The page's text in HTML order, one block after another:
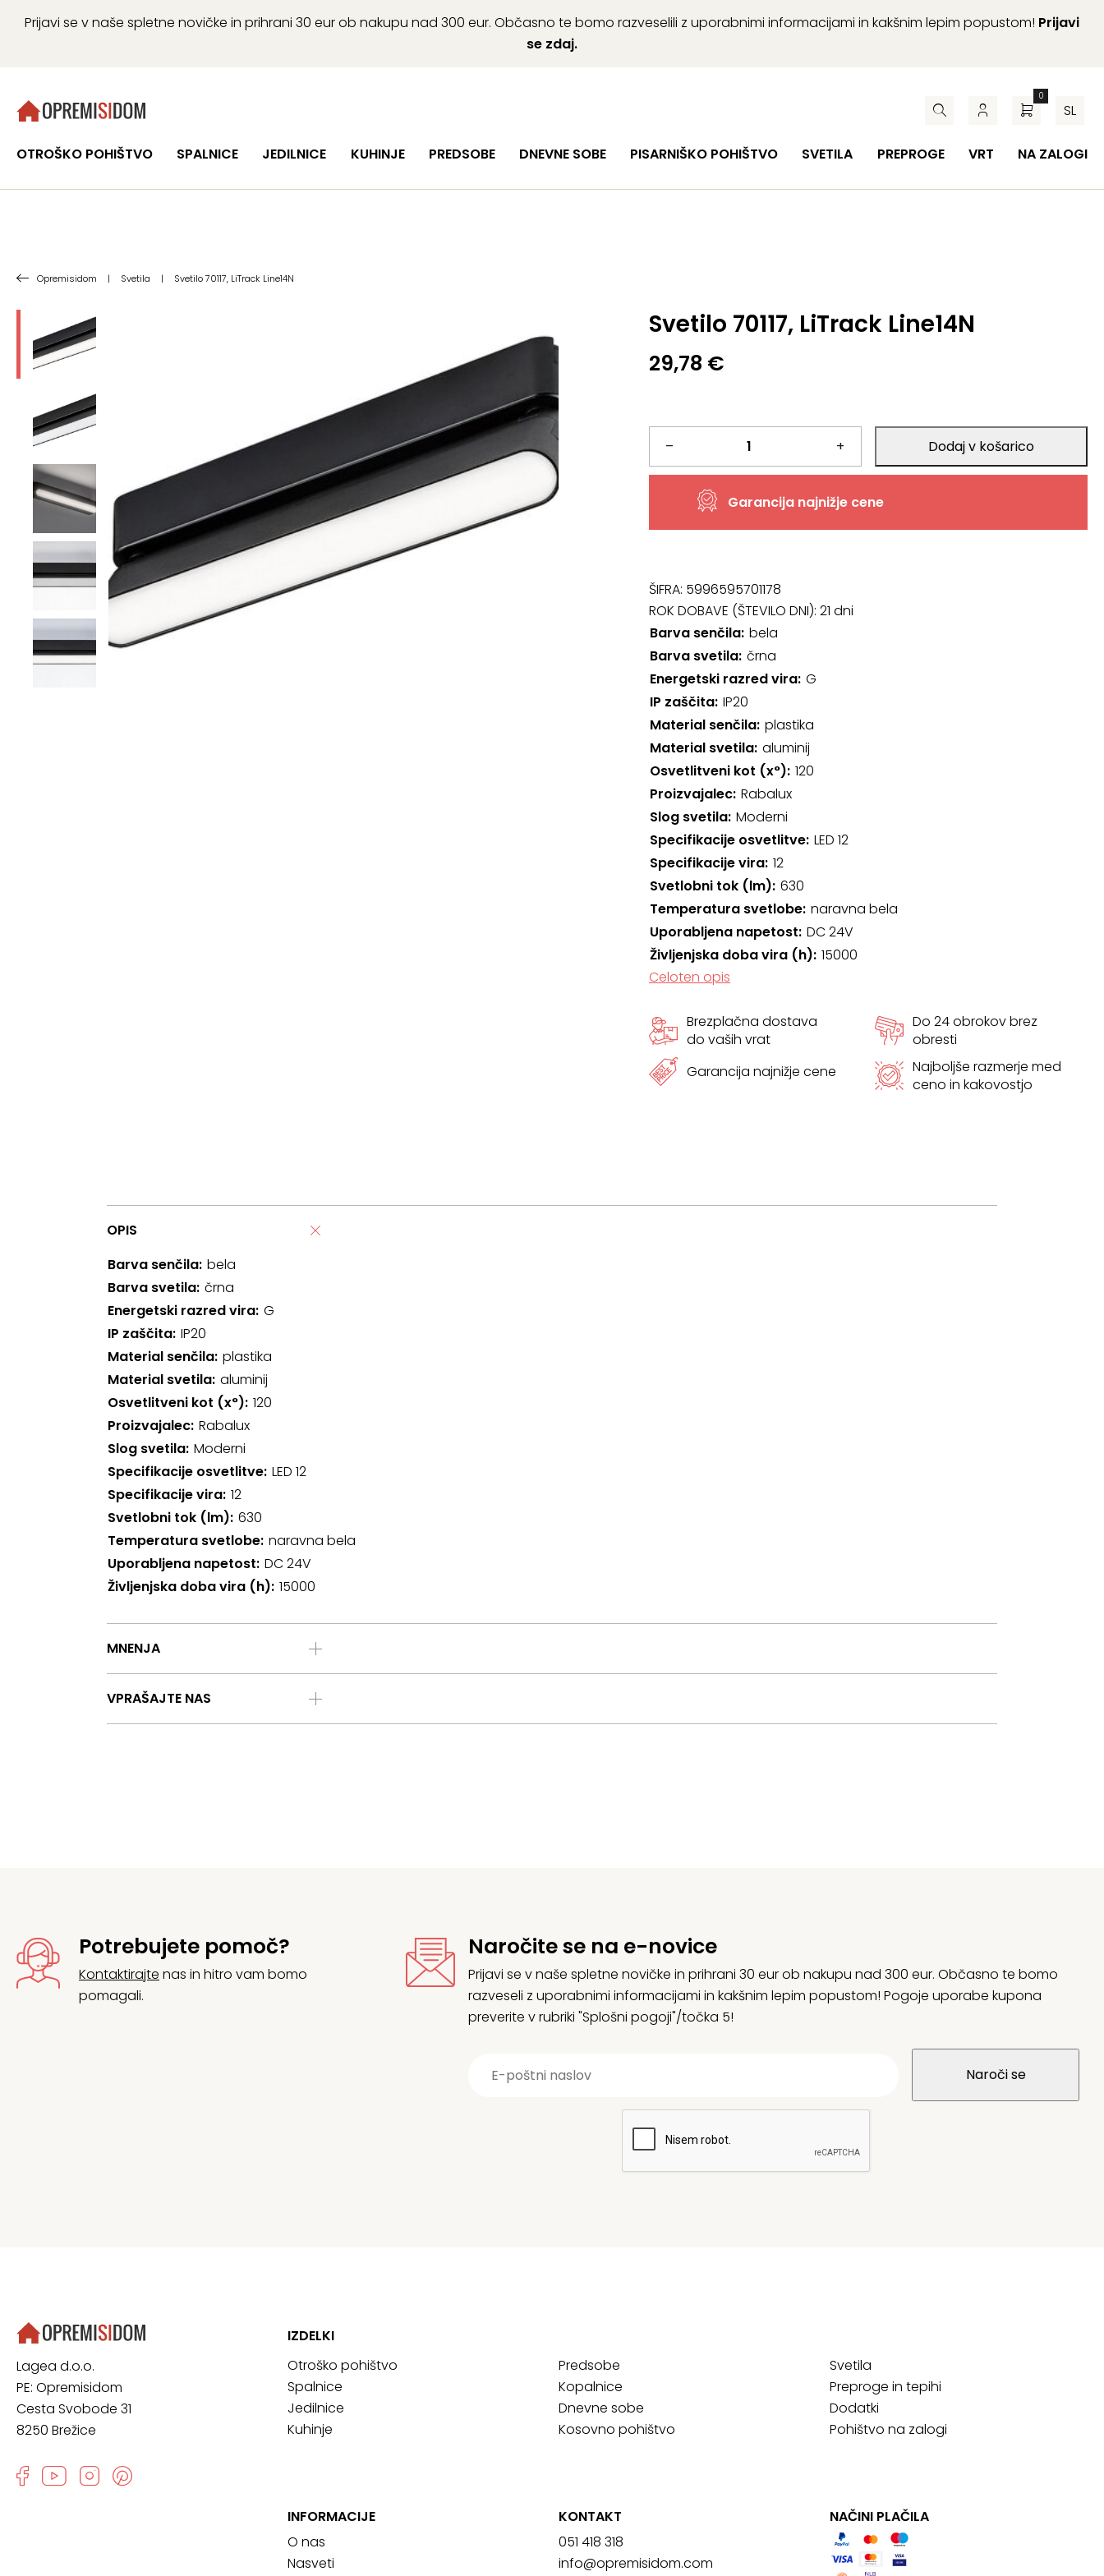
Prijavi se v naše spletne novičke in prihrani 30 eur ob nakupu nad 300 eur. Občasno te bomo razveselili z uporabnimi informacijami in kakšnim lepim popustom! Prijavi
se zdaj.
0
SL
OTROŠKO POHIŠTVO SPALNICE JEDILNICE KUHINJE PREDSOBE DNEVNE SOBE PISARNIŠKO POHIŠTVO SVETILA PREPROGE VRT NA ZALOGI
Opremisidom | Svetila | Svetilo 70117, LiTrack Line14N
Svetilo 70117, LiTrack Line14N
29,78 €
–
Svetilo
70117,
količina
+ Dodaj v košarico
Garancija najnižje cene
ŠIFRA: 5996595701178
ROK DOBAVE (ŠTEVILO DNI): 21 dni
Barva senčila bela
Barva svetila črna
Energetski razred vira G
IP zaščita IP20
Material senčila plastika
Material svetila aluminij
Osvetlitveni kot (x°) 120
Proizvajalec Rabalux
Slog svetila Moderni
Specifikacije osvetlitve LED 12
Specifikacije vira 12
Svetlobni tok (lm) 630
Temperatura svetlobe naravna bela
Uporabljena napetost DC 24V
Življenjska doba vira (h) 15000
Celoten opis
Brezplačna dostava
do vaših vrat
Do 24 obrokov brez
obresti
Garancija najnižje cene
Najboljše razmerje med
ceno in kakovostjo
OPIS
Barva senčila bela
Barva svetila črna
Energetski razred vira G
IP zaščita IP20
Material senčila plastika
Material svetila aluminij
Osvetlitveni kot (x°) 120
Proizvajalec Rabalux
Slog svetila Moderni
Specifikacije osvetlitve LED 12
Specifikacije vira 12
Svetlobni tok (lm) 630
Temperatura svetlobe naravna bela
Uporabljena napetost DC 24V
Življenjska doba vira (h) 15000
MNENJA
VPRAŠAJTE NAS
Potrebujete pomoč?
Kontaktirajte nas in hitro vam bomo
pomagali.
Naročite se na e-novice
Prijavi se v naše spletne novičke in prihrani 30 eur ob nakupu nad 300 eur. Občasno te bomo
razveseli z uporabnimi informacijami in kakšnim lepim popustom! Pogoje uporabe kupona
preverite v rubriki "Splošni pogoji"/točka 5!
Lagea d.o.o.
PE: Opremisidom
Cesta Svobode 31
8250 Brežice
IZDELKI
Otroško pohištvo
Spalnice
Jedilnice
Kuhinje
Predsobe
Kopalnice
Dnevne sobe
Kosovno pohištvo
Svetila
Preproge in tepihi
Dodatki
Pohištvo na zalogi
INFORMACIJE
O nas
Nasveti
KONTAKT
051 418 318
info@opremisidom.com
NAČINI PLAČILA